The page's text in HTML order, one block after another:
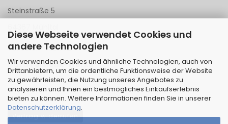
Diese Webseite verwendet Cookies und
andere Technologien
Wir verwenden Cookies und ähnliche Technologien, auch von
Drittanbietern, um die ordentliche Funktionsweise der Website
zu gewährleisten, die Nutzung unseres Angebotes zu
analysieren und Ihnen ein bestmögliches Einkaufserlebnis
bieten zu können. Weitere Informationen finden Sie in unserer
Datenschutzerklärung.
Steinstraße 5
Tel 06151 - 148 142
Mail anSchenk-Werke
Vertrag widerrufen